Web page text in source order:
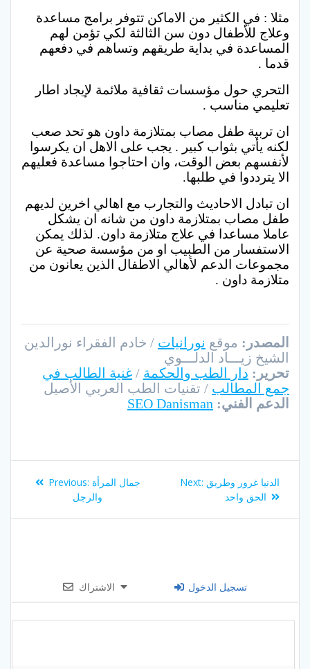
مثلا : في الكثير من الاماكن تتوفر برامج مساعدة
وعلاج للأطفال دون سن الثالثة لكي تؤمن لهم
المساعدة في بداية طريقهم وتساهم في دفعهم
قدما .
التحري حول مؤسسات ثقافية ملائمة لإيجاد اطار
تعليمي مناسب .
ان تربية طفل مصاب بمتلازمة داون هو تحد صعب
لكنه يأتي بثواب كبير . يجب على الاهل ان يكرسوا
لأنفسهم بعض الوقت، وان احتاجوا مساعدة فعليهم
الا يترددوا في طلبها.
ان تبادل الاحاديث والتجارب مع اهالي اخرين لديهم
طفل مصاب بمتلازمة داون من شانه ان يشكل
عاملا مساعدا في علاج متلازمة داون. لذلك يمكن
الاستفسار من الطبيب او من مؤسسة صحية عن
مجموعات الدعم لأهالي الاطفال الذين يعانون من
متلازمة داون .
المصدر: موقع نورانيات / خادم الفقراء نورالدين
الشيخ زيـــاد الدلـــوي
تحرير: دار الطب والحكمة / غنية الطالب في
جمع المطالب / تقنيات الطب العربي الأصيل
الدعم الفني: SEO Danisman
Post
navigation
Previous: Previous
post:
جمال المرأة
والرجل
Next: Next
post:
الدنيا غرور وطريق
الحق واحد
الاشتراك تسجيل الدخول